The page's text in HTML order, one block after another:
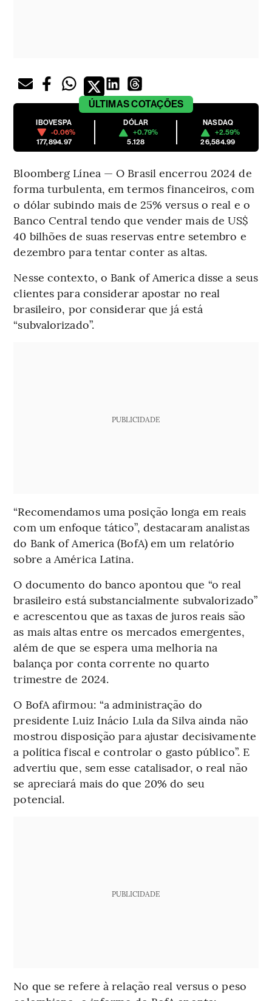
ÚLTIMASCOTAÇÕES
IBOVESPA
-0.06%
177,894.97
DÓLAR
+0.79%
5.128
NASDAQ
+2.59%
26,584.99
Bloomberg Línea — O Brasil encerrou 2024 de
forma turbulenta, em termos financeiros, com
o dólar subindo mais de 25% versus o real e o
Banco Central tendo que vender mais de US$
40 bilhões de suas reservas entre setembro e
dezembro para tentar conter as altas.
Nesse contexto, o Bank of America disse a seus
clientes para considerar apostar no real
brasileiro, por considerar que já está
“subvalorizado”.
PUBLICIDADE
“Recomendamos uma posição longa em reais
com um enfoque tático”, destacaram analistas
do Bank of America (BofA) em um relatório
sobre a América Latina.
O documento do banco apontou que “o real
brasileiro está substancialmente subvalorizado”
e acrescentou que as taxas de juros reais são
as mais altas entre os mercados emergentes,
além de que se espera uma melhoria na
balança por conta corrente no quarto
trimestre de 2024.
O BofA afirmou: “a administração do
presidente Luiz Inácio Lula da Silva ainda não
mostrou disposição para ajustar decisivamente
a política fiscal e controlar o gasto público”. E
advertiu que, sem esse catalisador, o real não
se apreciará mais do que 20% do seu
potencial.
PUBLICIDADE
No que se refere à relação real versus o peso